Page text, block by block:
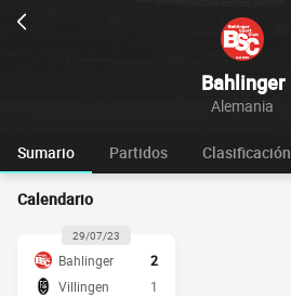
Bahlinger
Alemania
Sumario Partidos Clasificación
Calendario
29/07/23
Bahlinger
2
Villingen
1